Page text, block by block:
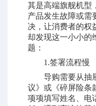
其是高端旗舰机型
产品发生故障或需
决，让消费者的权
却发现这一小小的
题：
1.签署流程慢
导购需要从抽屉
议》或《碎屏险条
项项填写姓名、电